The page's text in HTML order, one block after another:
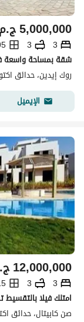
ج.م5,000,000
3
3
روك إيدين، حدائق
الإيميل
12,000,000
3
3
امتلك فيلا
صن كابيتال، حدائق